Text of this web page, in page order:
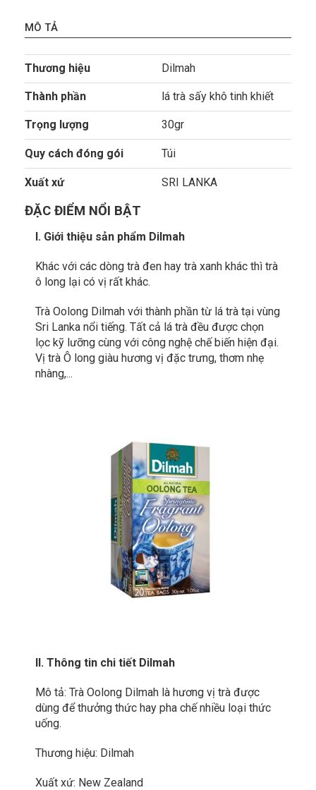
MÔ TẢ
Thương hiệu Dilmah
Thành phần lá trà sấy khô tinh khiết
Trọng lượng 30gr
Quy cách đóng gói Túi
Xuất xứ SRI LANKA
ĐẶC ĐIỂM NỔI BẬT
I. Giới thiệu sản phẩm Dilmah
Khác với các dòng trà đen hay trà xanh khác thì trà
ô long lại có vị rất khác.
Trà Oolong Dilmah với thành phần từ lá trà tại vùng
Sri Lanka nổi tiếng. Tất cả lá trà đều được chọn
lọc kỹ lưỡng cùng với công nghệ chế biến hiện đại.
Vị trà Ô long giàu hương vị đặc trưng, thơm nhẹ
nhàng,...
II. Thông tin chi tiết Dilmah
Mô tả: Trà Oolong Dilmah là hương vị trà được
dùng để thưởng thức hay pha chế nhiều loại thức
uống.
Thương hiệu: Dilmah
Xuất xứ: New Zealand